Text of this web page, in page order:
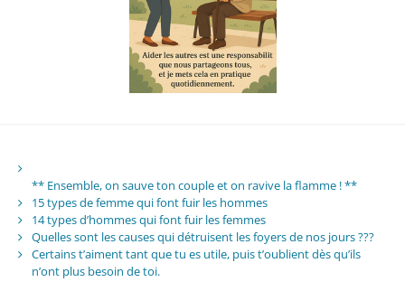
** Ensemble, on sauve ton couple et on ravive la flamme ! **
15 types de femme qui font fuir les hommes
14 types d’hommes qui font fuir les femmes
Quelles sont les causes qui détruisent les foyers de nos jours ???
Certains t’aiment tant que tu es utile, puis t’oublient dès qu’ils
n’ont plus besoin de toi.